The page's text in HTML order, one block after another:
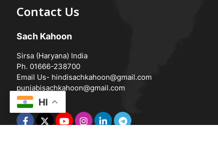
Contact Us
Sach Kahoon
Sirsa (Haryana) India
Ph. 01666-238700
Email Us- hindisachkahoon@gmail.com
punjabisachkahoon@gmail.com
HI